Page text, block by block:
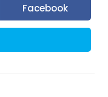
Facebook